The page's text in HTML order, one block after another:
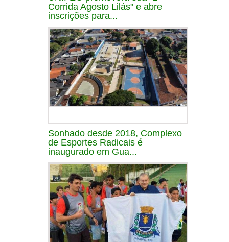
Corrida Agosto Lilás" e abre
inscrições para...
Sonhado desde 2018, Complexo
de Esportes Radicais é
inaugurado em Gua...